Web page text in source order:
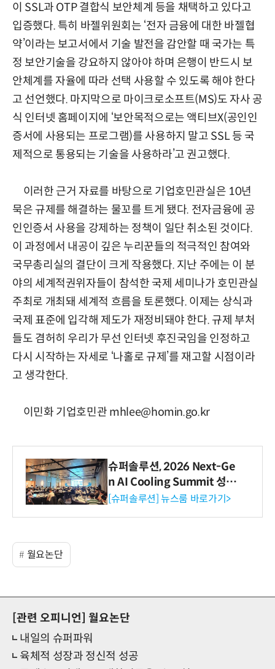
이 SSL과 OTP 결합식 보안체계 등을 채택하고 있다고
입증했다. 특히 바젤위원회는 ‘전자 금융에 대한 바젤협
약’이라는 보고서에서 기술 발전을 감안할 때 국가는 특
정 보안기술을 강요하지 않아야 하며 은행이 반드시 보
안체계를 자율에 따라 선택 사용할 수 있도록 해야 한다
고 선언했다. 마지막으로 마이크로소프트(MS)도 자사 공
식 인터넷 홈페이지에 ‘보안목적으로는 액티브X(공인인
증서에 사용되는 프로그램)를 사용하지 말고 SSL 등 국
제적으로 통용되는 기술을 사용하라’고 권고했다.
이러한 근거 자료를 바탕으로 기업호민관실은 10년
묵은 규제를 해결하는 물꼬를 트게 됐다. 전자금융에 공
인인증서 사용을 강제하는 정책이 일단 취소된 것이다.
이 과정에서 내공이 깊은 누리꾼들의 적극적인 참여와
국무총리실의 결단이 크게 작용했다. 지난 주에는 이 분
야의 세계적권위자들이 참석한 국제 세미나가 호민관실
주최로 개최돼 세계적 흐름을 토론했다. 이제는 상식과
국제 표준에 입각해 제도가 재정비돼야 한다. 규제 부처
들도 겸허히 우리가 무선 인터넷 후진국임을 인정하고
다시 시작하는 자세로 ‘나홀로 규제’를 재고할 시점이라
고 생각한다.
이민화 기업호민관 mhlee@homin.go.kr
슈퍼솔루션, 2026 Next-Ge
n AI Cooling Summit 성황
리 성료
[슈퍼솔루션] 뉴스룸 바로가기>
월요논단
[관련 오피니언] 월요논단
내일의 슈퍼파워
육체적 성장과 정신적 성공